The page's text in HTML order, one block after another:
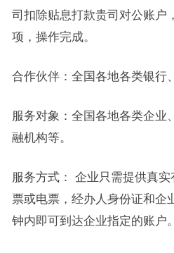
司扣除贴息打款贵司对公账户
项，操作完成。
合作伙伴：全国各地各类银行
服务对象：全国各地各类企业
融机构等。
服务方式： 企业只需提供真
票或电票，经办人身份证和企
钟内即可到达企业指定的账户。